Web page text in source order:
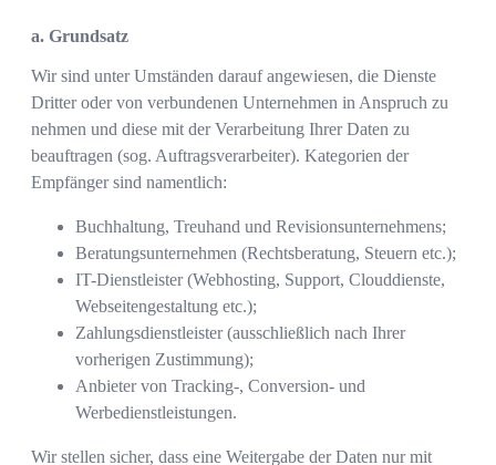
a. Grundsatz
Wir sind unter Umständen darauf angewiesen, die Dienste
Dritter oder von verbundenen Unternehmen in Anspruch zu
nehmen und diese mit der Verarbeitung Ihrer Daten zu
beauftragen (sog. Auftragsverarbeiter). Kategorien der
Empfänger sind namentlich:
Buchhaltung, Treuhand und Revisionsunternehmens;
Beratungsunternehmen (Rechtsberatung, Steuern etc.);
IT-Dienstleister (Webhosting, Support, Clouddienste,
Webseitengestaltung etc.);
Zahlungsdienstleister (ausschließlich nach Ihrer
vorherigen Zustimmung);
Anbieter von Tracking-, Conversion- und
Werbedienstleistungen.
Wir stellen sicher, dass eine Weitergabe der Daten nur mit